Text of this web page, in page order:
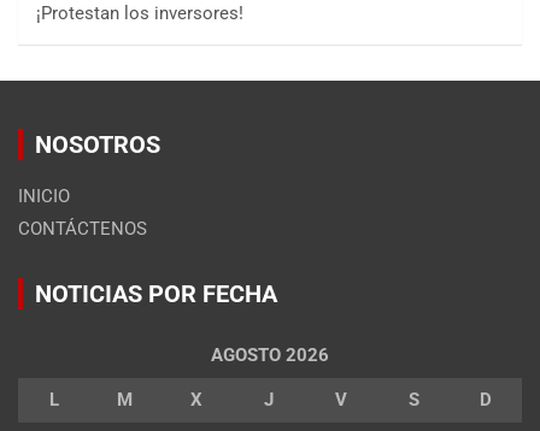
¡Protestan los inversores!
NOSOTROS
INICIO
CONTÁCTENOS
NOTICIAS POR FECHA
AGOSTO 2026
L M X J V S D